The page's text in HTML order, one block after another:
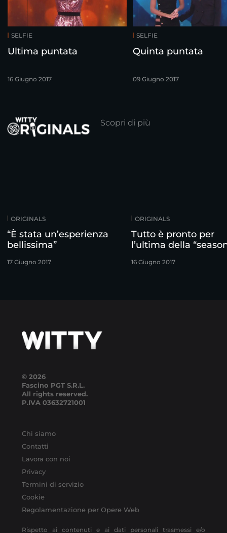
SELFIE
Ultima puntata
16 Giugno 2017
SELFIE
Quinta puntata
09 Giugno 2017
Scopri di più
ORIGINALS
“È stata un’esperienza
bellissima”
17 Giugno 2017
ORIGINALS
Tutto è pronto per
l’ultima della
16 Giugno 2017
© 2026
Fascino PGT S.R.L.
All rights reserved.
P.IVA 03632721001
Chi siamo
Contatti
Lavora con noi
Privacy
Termini di servizio
Cookie
Regolamentazione per Opere Web
Rispetto ai contenuti e ai dati personali trasmessi e/o